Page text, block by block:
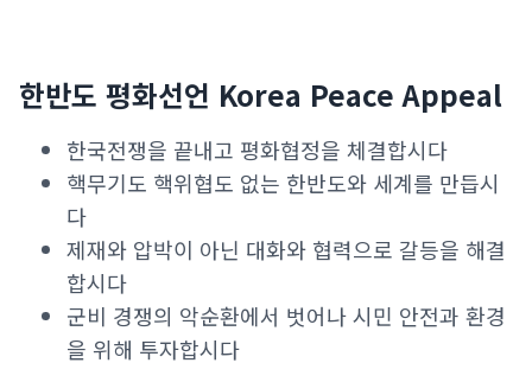
한반도 평화선언 Korea Peace Appeal
한국전쟁을 끝내고 평화협정을 체결합시다
핵무기도 핵위협도 없는 한반도와 세계를 만듭시
다
제재와 압박이 아닌 대화와 협력으로 갈등을 해결
합시다
군비 경쟁의 악순환에서 벗어나 시민 안전과 환경
을 위해 투자합시다